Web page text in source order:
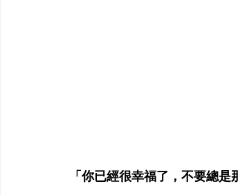
「你已經很幸福了，不要總是